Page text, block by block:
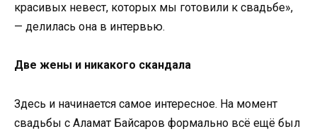
красивых невест, которых мы готовили к свадьбе»,
— делилась она в интервью.
Две жены и никакого скандала
Здесь и начинается самое интересное. На момент
свадьбы с Аламат Байсаров формально всё ещё был